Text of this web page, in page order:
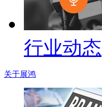
行业动态
关于展鸿